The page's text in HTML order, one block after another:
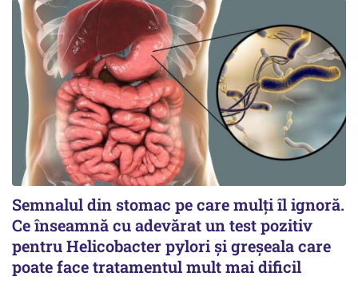
Semnalul din stomac pe care mulți îl ignoră.
Ce înseamnă cu adevărat un test pozitiv
pentru Helicobacter pylori și greșeala care
poate face tratamentul mult mai dificil